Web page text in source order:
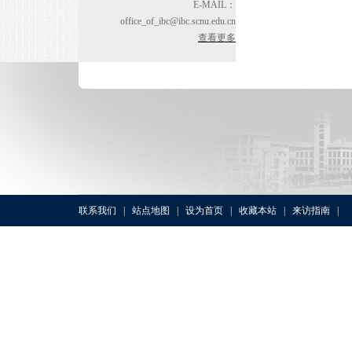
E-MAIL：
office_of_ibc@ibc.scnu.edu.cn
查看更多
联系我们 站点地图 设为首页 收藏本站 来访指南